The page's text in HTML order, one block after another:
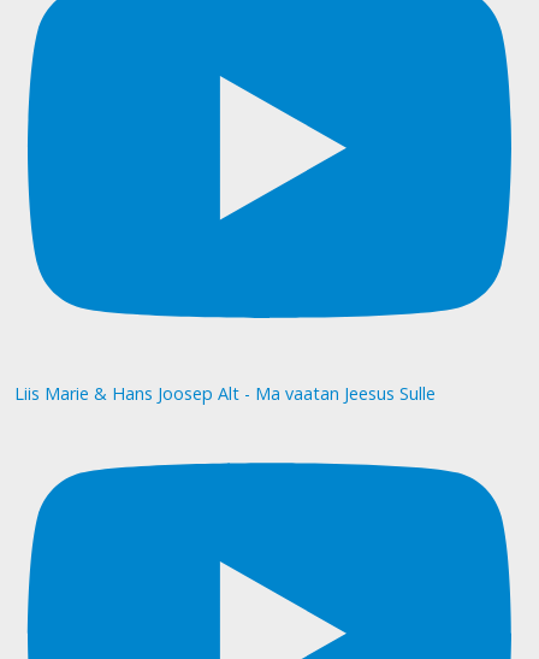
Liis Marie & Hans Joosep Alt - Ma vaatan Jeesus Sulle